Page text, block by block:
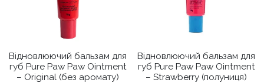
Відновлюючий бальзам для
губ Pure Paw Paw Ointment
– Original (без аромату)
Відновлюючий бальзам для
губ Pure Paw Paw Ointment
– Strawberry (полуниця)